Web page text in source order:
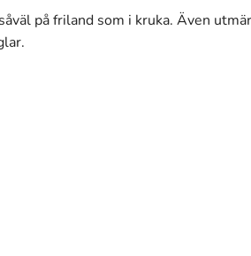
på friland som i kruka. Även